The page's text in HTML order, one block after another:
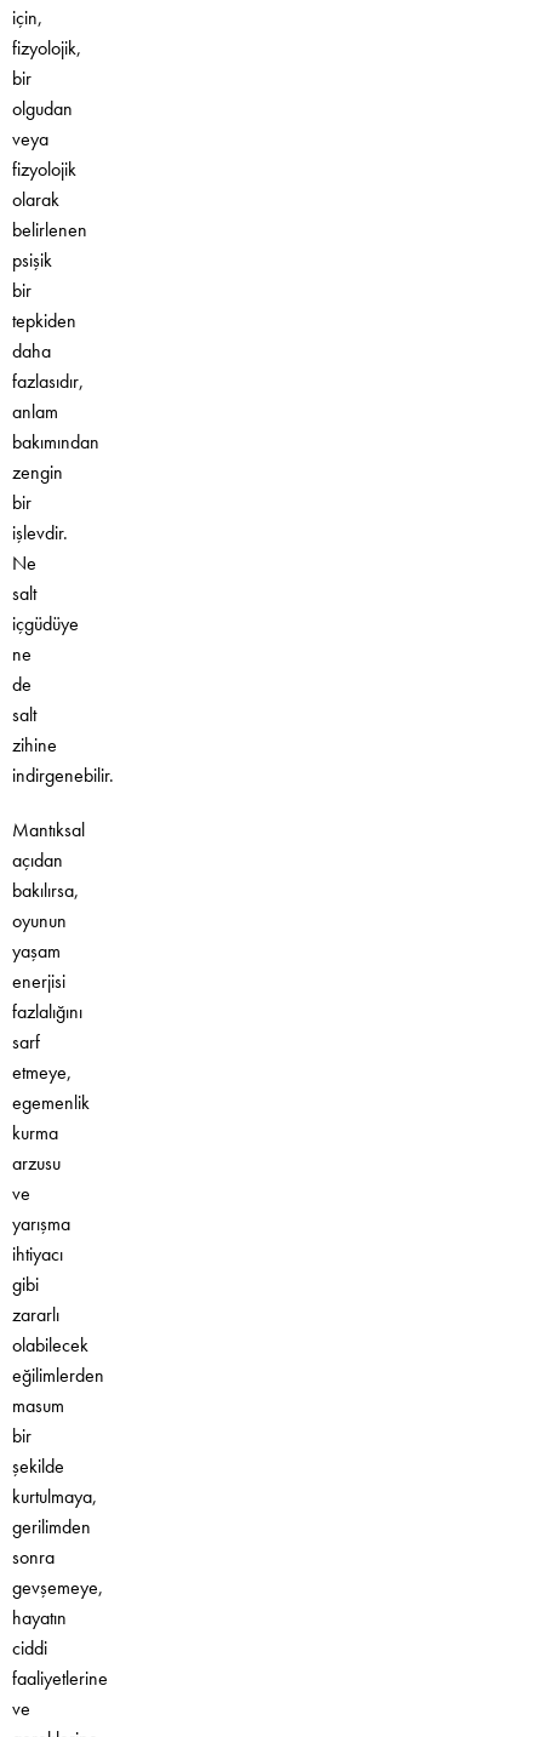
için,
fizyolojik,
bir
olgudan
veya
fizyolojik
olarak
belirlenen
psişik
bir
tepkiden
daha
fazlasıdır,
anlam
bakımından
zengin
bir
işlevdir.
Ne
salt
içgüdüye
ne
de
salt
zihine
indirgenebilir.
Mantıksal
açıdan
bakılırsa,
oyunun
yaşam
enerjisi
fazlalığını
sarf
etmeye,
egemenlik
kurma
arzusu
ve
yarışma
ihtiyacı
gibi
zararlı
olabilecek
eğilimlerden
masum
bir
şekilde
kurtulmaya,
gerilimden
sonra
gevşemeye,
hayatın
ciddi
faaliyetlerine
ve